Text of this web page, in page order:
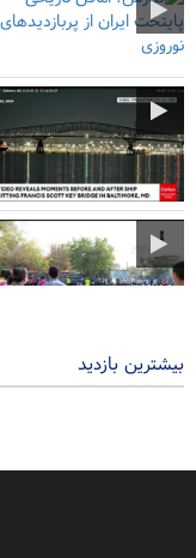
برگزاری مسابقه
رهبر معظم انقلاب
غزه، به اسلام عزت
دیدار وزیر حمل و نقل
شرکت ساختمانی ایران
بیشترین بازدید